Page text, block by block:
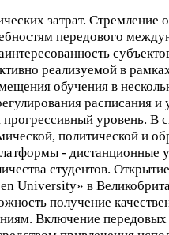
затрат. Стремление
передового
реализуемой в
обучения в
расписания
уровень. В
политической и
- дистанционные
студентов.
University» в
получение
Включение